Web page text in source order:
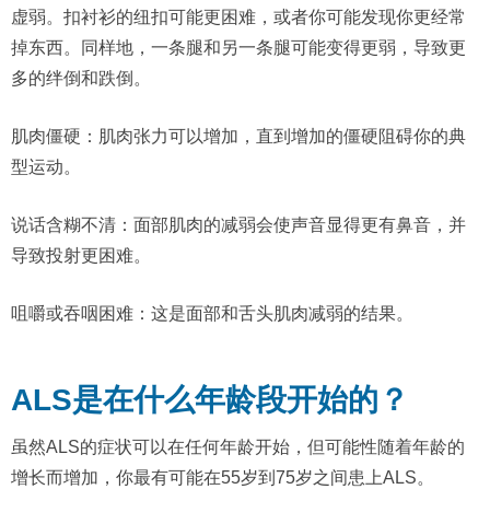
虚弱。扣衬衫的纽扣可能更困难，或者你可能发现你更经常
掉东西。同样地，一条腿和另一条腿可能变得更弱，导致更
多的绊倒和跌倒。
肌肉僵硬：肌肉张力可以增加，直到增加的僵硬阻碍你的典
型运动。
说话含糊不清：面部肌肉的减弱会使声音显得更有鼻音，并
导致投射更困难。
咀嚼或吞咽困难：这是面部和舌头肌肉减弱的结果。
ALS是在什么年龄段开始的？
虽然ALS的症状可以在任何年龄开始，但可能性随着年龄的
增长而增加，你最有可能在55岁到75岁之间患上ALS。